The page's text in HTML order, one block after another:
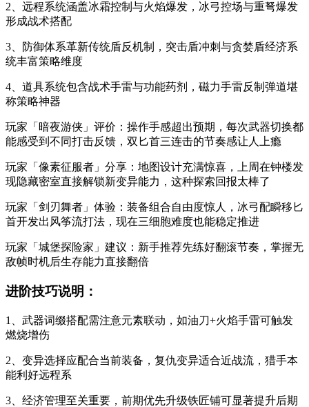
2、远程系统涵盖冰霜控制与火焰爆发，冰弓控场与重弩爆发
形成战术搭配
3、防御体系革新传统盾反机制，突击盾冲刺与贪婪盾经济系
统丰富策略维度
4、道具系统包含战术手雷与功能药剂，磁力手雷反制弹道堪
称策略神器
玩家「暗夜游侠」评价：操作手感超出预期，每次武器切换都
能感受到不同打击反馈，双匕首三连击的节奏感让人上瘾
玩家「像素征服者」分享：地图设计充满惊喜，上周在钟楼发
现隐藏密室直接解锁新变异能力，这种探索回报太棒了
玩家「剑刃舞者」体验：装备组合自由度惊人，冰弓配瞬移匕
首开发出风筝流打法，现在三细胞难度也能稳定推进
玩家「城堡探险家」建议：新手推荐先练好翻滚节奏，掌握无
敌帧时机后生存能力直接翻倍
进阶技巧说明：
1、武器词缀搭配需注意元素联动，如油刀+火焰手雷可触发
燃烧增伤
2、变异选择应配合当前装备，复仇变异适合近战流，猎手本
能利好远程系
3、经济管理至关重要，前期优先升级铁匠铺可显著提升后期